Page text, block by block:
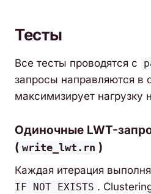
Тесты
Все тесты проводятся с
запросы направляются в
максимизирует нагрузку
Одиночные LWT-
( write_lwt.rn )
Каждая итерация
IF NOT EXISTS .